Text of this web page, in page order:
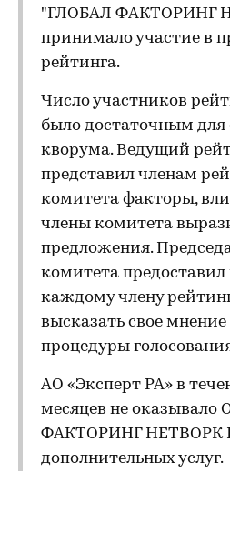
"ГЛОБАЛ ФАКТОРИНГ
принимало участие в
рейтинга.
Число участников
было достаточным для
кворума. Ведущий
представил членам
комитета факторы,
члены комитета
предложения.
комитета
каждому члену
высказать свое мнение
процедуры
АО «Эксперт РА» в
месяцев не
ФАКТОРИНГ НЕТВОРК
дополнительных услуг.